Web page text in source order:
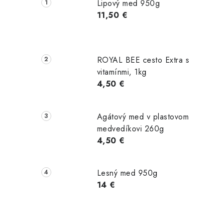
p
e
Lipový med 950g
11,50 €
ROYAL BEE cesto Extra s
vitamínmi, 1kg
4,50 €
Agátový med v plastovom
medvedíkovi 260g
4,50 €
Lesný med 950g
14 €